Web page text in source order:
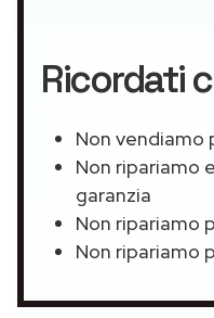
Ricordati
Non vendiamo
Non ripariamo
garanzia
Non ripariamo
Non ripariamo